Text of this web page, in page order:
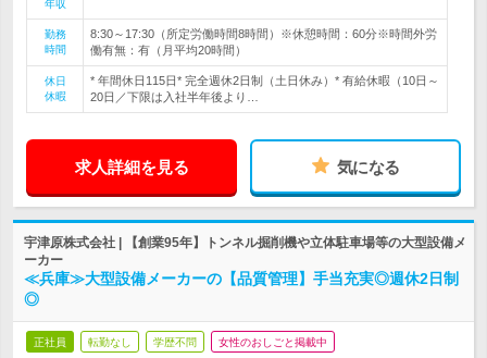
年収
勤務
時間
8:30～17:30（所定労働時間8時間）※休憩時間：60分※時間外労
働有無：有（月平均20時間）
休日
休暇
* 年間休日115日* 完全週休2日制（土日休み）* 有給休暇（10日～
20日／下限は入社半年後より…
求人詳細を見る 気になる
宇津原株式会社 | 【創業95年】トンネル掘削機や立体駐車場等の大型設備メ
ーカー
≪兵庫≫大型設備メーカーの【品質管理】手当充実◎週休2日制
◎
正社員 転勤なし 学歴不問 女性のおしごと掲載中